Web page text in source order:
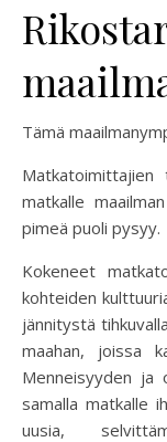
Tämä
matkalle
pimeä puoli pysyy.
Kokeneet
kohteiden
jännitystä
maahan, joissa
Menneisyyden ja
samalla matkalle
uusia,